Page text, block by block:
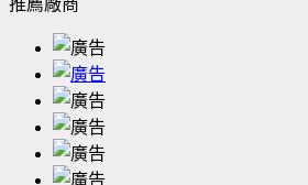
推薦廠商